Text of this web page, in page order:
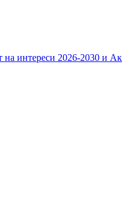
на интереси 2026-2030 и